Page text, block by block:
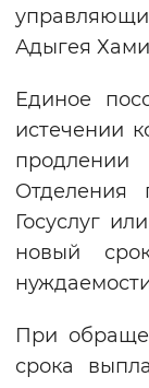
Адыгея
Единое
истечении
Отделения
Госуслуг
новый
При
срока